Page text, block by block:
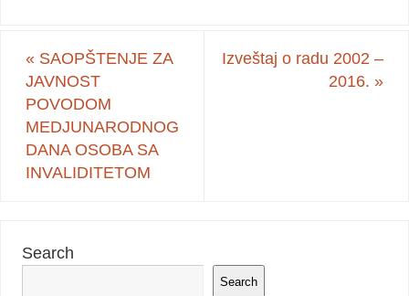
« SAOPŠTENJE ZA
JAVNOST
POVODOM
MEDJUNARODNOG
DANA OSOBA SA
INVALIDITETOM
Izveštaj o radu 2002 –
2016. »
Search
Search